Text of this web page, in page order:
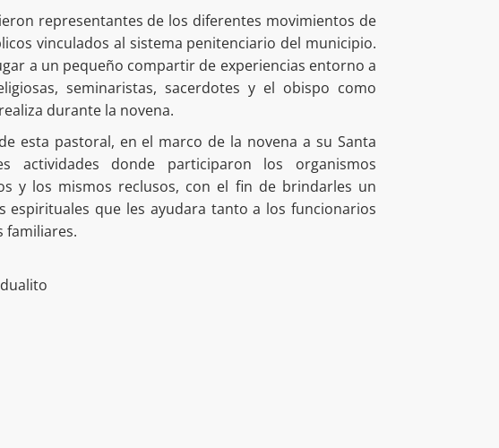
representantes de los diferentes movimientos de
vinculados al sistema penitenciario del municipio.
a un pequeño compartir de experiencias entorno a
seminaristas, sacerdotes y el obispo como
durante la novena.
esta pastoral, en el marco de la novena a su Santa
actividades donde participaron los organismos
y los mismos reclusos, con el fin de brindarles un
espirituales que les ayudara tanto a los funcionarios
familiares.